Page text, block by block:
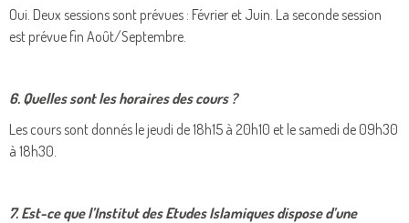
Oui. Deux sessions sont prévues : Février et Juin. La seconde session
est prévue fin Août/Septembre.
6. Quelles sont les horaires des cours ?
Les cours sont donnés le jeudi de 18h15 à 20h10 et le samedi de 09h30
à 18h30.
7. Est-ce que l’Institut des Etudes Islamiques dispose d’une